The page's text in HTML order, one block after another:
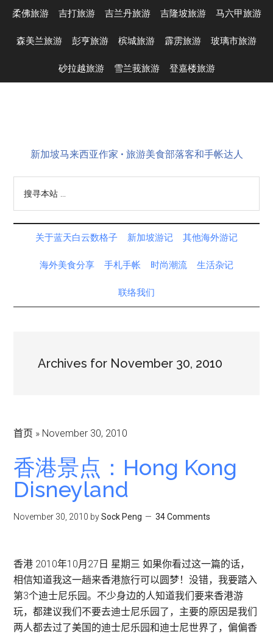
Skip
main
Skip
secondary
Skip
primary
Skip
footer
柔佛旅游 吉打旅游 吉兰丹旅游 吉隆坡旅游 马六甲旅游
森美兰旅游 彭亨旅游 槟城旅游 霹雳旅游 玻璃市旅游
砂拉越旅游 雪兰莪旅游 登嘉楼旅游
新加坡马来西亚作家 • 旅游美食部落客和手帐达人
关于蓝天白云数格子 新加坡游记 其他海外游记
海外美食分享 手札手帐 时尚潮流 生活杂记
联络我们
Archives for November 30, 2010
首页 » November 30, 2010
香港景点：Hong Kong
Disneyland
November 30, 2010 bySock Peng 34 Comments
香港 2010年10月27日 星期三 如果你看过这一篇的话，
相信知道我这一趟来香港旅行可以圆梦！没错，我要踏入
第3个迪士尼乐园。不少身边的人知道我们要来香港游
玩，都建议我们不要去迪士尼乐园了，主要的原因是我们
两人都去过了美国的迪士尼乐园和迪士尼世界了，偏偏香